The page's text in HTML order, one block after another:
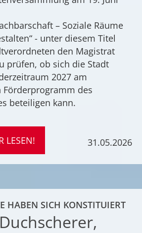
– Soziale Räume
- unter diesem Titel
den Magistrat
prüfen, ob sich die Stadt
2027 am
Förderprogramm des
beteiligen kann.
31.05.2026
LESEN!
HABEN SICH KONSTITUIERT